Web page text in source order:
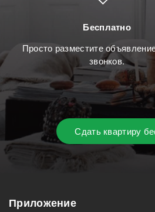
Бесплатно
Просто разместите
звонков.
Сдать квартиру
Приложение